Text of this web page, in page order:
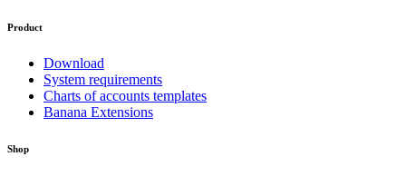
Product
Download
System requirements
Charts of accounts templates
Banana Extensions
Shop